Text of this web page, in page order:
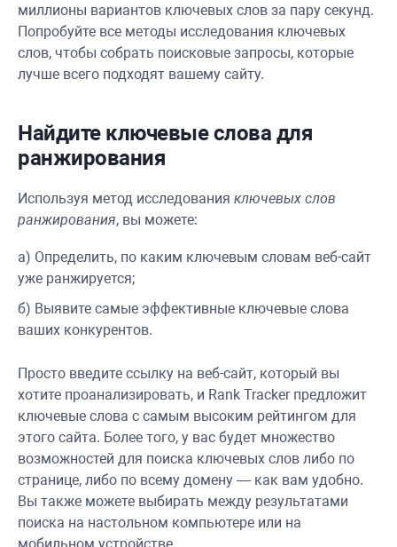
миллионы вариантов ключевых слов за пару секунд.
Попробуйте все методы исследования ключевых
слов, чтобы собрать поисковые запросы, которые
лучше всего подходят вашему сайту.
Найдите ключевые слова для
ранжирования
Используя метод исследования ключевых слов
ранжирования, вы можете:
а) Определить, по каким ключевым словам веб-сайт
уже ранжируется;
б) Выявите самые эффективные ключевые слова
ваших конкурентов.
Просто введите ссылку на веб-сайт, который вы
хотите проанализировать, и Rank Trackerпредложит
ключевые слова с самым высоким рейтингом для
этого сайта. Более того, у вас будет множество
возможностей для поиска ключевых слов либо по
странице, либо по всему домену — как вам удобно.
Вы также можете выбирать между результатами
поиска на настольном компьютере или на
мобильном устройстве.